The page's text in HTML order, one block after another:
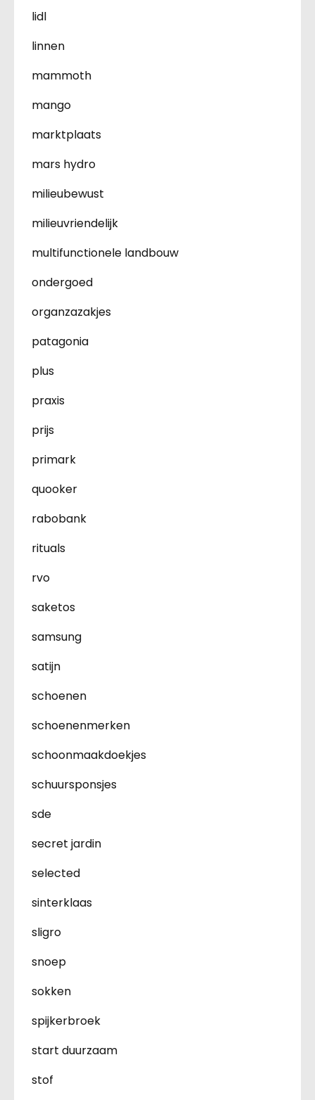
lidl
linnen
mammoth
mango
marktplaats
mars hydro
milieubewust
milieuvriendelijk
multifunctionele landbouw
ondergoed
organzazakjes
patagonia
plus
praxis
prijs
primark
quooker
rabobank
rituals
rvo
saketos
samsung
satijn
schoenen
schoenenmerken
schoonmaakdoekjes
schuursponsjes
sde
secret jardin
selected
sinterklaas
sligro
snoep
sokken
spijkerbroek
start duurzaam
stof